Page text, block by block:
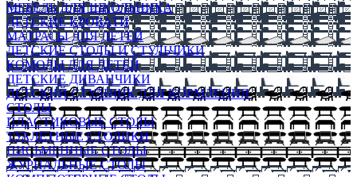
МЕБЕЛЬ ДЛЯ ШКОЛЬНИКА
ДЕТСКИЕ КРОВАТИ
МАТРАСЫ ДЛЯ ДЕТЕЙ
ДЕТСКИЕ СТОЛЫ И СТУЛЬЧИКИ
КОМОДЫ ДЛЯ ДЕТЕЙ
ДЕТСКИЕ ДИВАНЧИКИ
ДЕТСКИЙ СТУЛЬЧИК ДЛЯ КОРМЛЕНИЯ
СТОЛЫ
ПЛАСТИКОВЫЕ СТОЛЫ
ТУАЛЕТНЫЕ СТОЛИКИ
ПИСЬМЕННЫЕ СТОЛЫ
ЖУРНАЛЬНЫЕ СТОЛЫ